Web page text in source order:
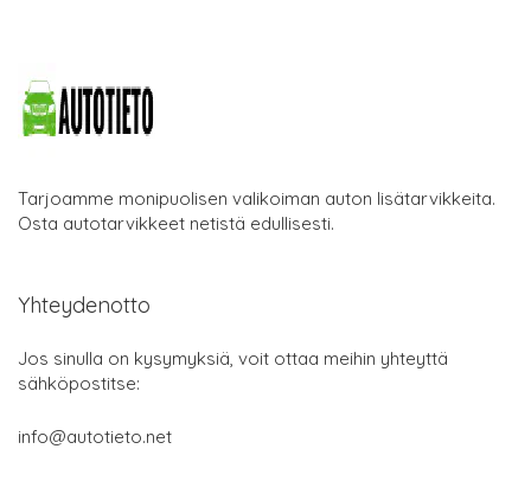
Tarjoamme monipuolisen valikoiman auton lisätarvikkeita.
Osta autotarvikkeet netistä edullisesti.
Yhteydenotto
Jos sinulla on kysymyksiä, voit ottaa meihin yhteyttä
sähköpostitse:
info@autotieto.net